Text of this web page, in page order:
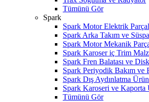
Tümünü Gör
Spark
Spark Motor Elektrik
Spark Arka Takım ve
Spark Motor Mekanik
Spark Karoser iç Trim
Spark Fren Balatası ve
Spark Periyodik Bakım ve
Spark Dış Aydınlatma
Spark Karoseri ve Kaporta
Tümünü Gör